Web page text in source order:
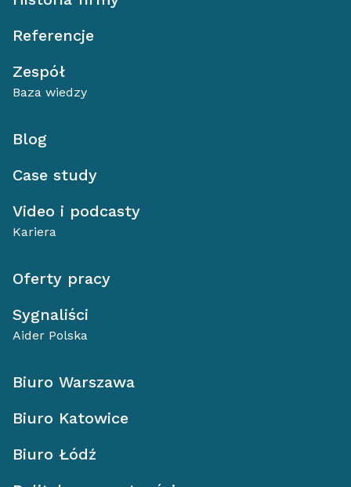
Referencje
Zespół
Baza wiedzy
Blog
Case study
Video i podcasty
Kariera
Oferty pracy
Sygnaliści
Aider Polska
Biuro Warszawa
Biuro Katowice
Biuro Łódź